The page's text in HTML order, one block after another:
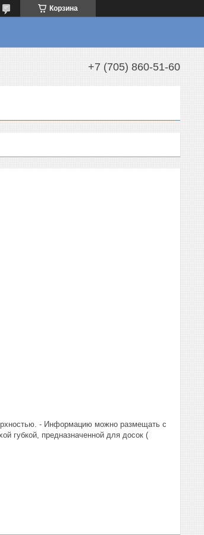
Корзина
+7 (705) 860-51-60
- Информацию можно размещать с
губкой, предназначенной для досок (